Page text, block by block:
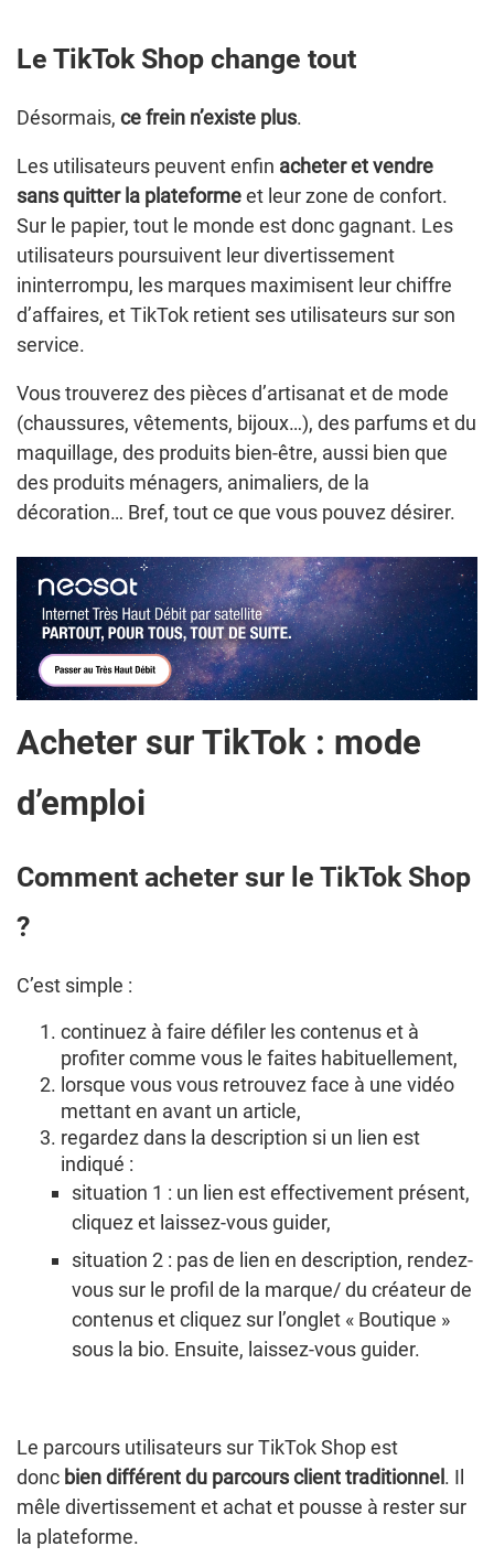
Le TikTok Shop change tout
Désormais, ce frein n’existe plus.
Les utilisateurs peuvent enfin acheter et vendre
sans quitter la plateformeet leur zone de confort.
Sur le papier, tout le monde est donc gagnant. Les
utilisateurs poursuivent leur divertissement
ininterrompu, les marques maximisent leur chiffre
d’affaires, et TikTok retient ses utilisateurs sur son
service.
Vous trouverez des pièces d’artisanat et de mode
(chaussures, vêtements, bijoux…), des parfums et du
maquillage, des produits bien-être, aussi bien que
des produits ménagers, animaliers, de la
décoration… Bref, tout ce que vous pouvez désirer.
Acheter sur TikTok : mode
d’emploi
Comment acheter sur le TikTok Shop
?
C’est simple :
continuez à faire défiler les contenus et à
profiter comme vous le faites habituellement,
lorsque vous vous retrouvez face à une vidéo
mettant en avant un article,
regardez dans la description si un lien est
indiqué :
situation 1 : un lien est effectivement présent,
cliquez et laissez-vous guider,
situation 2 : pas de lien en description, rendez-
vous sur le profil de la marque/ du créateur de
contenus et cliquez sur l’onglet « Boutique »
sous la bio. Ensuite, laissez-vous guider.
Le parcours utilisateurs sur TikTok Shop est
donc bien différent du parcours client traditionnel. Il
mêle divertissement et achat et pousse à rester sur
la plateforme.